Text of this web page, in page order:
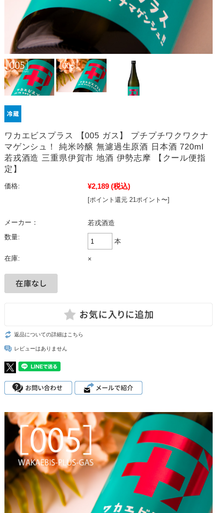
ワカエビスプラス 【005 ガス】 プチプチワクワクナ
マゲンシュ！ 純米吟醸 無濾過生原酒 日本酒 720ml
若戎酒造 三重県伊賀市 地酒 伊勢志摩 【クール便指
定】
価格: ¥2,189 (税込)
[ポイント還元 21ポイント〜]
メーカー：
若戎酒造
数量:
本
在庫: ×
返品についての詳細はこちら
レビューはありません